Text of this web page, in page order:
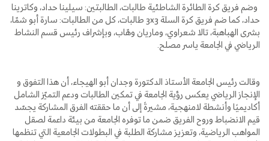
وضم فريق كرة الطائرة الشاطئية طالبات، الطالبتين: سيلينا حداد، وكاترينا
حداد، كما ضم فريق كرة السلة 3x3 طالبات، كل من الطالبات: سارة أبو شمّا،
بشرى الهباهبة، تالا شعراوي، وماريان وهّاب، وبإشراف رئيس قسم النشاط
الرياضي في الجامعة ياسر مصلح.
وقالت رئيس الجامعة الأستاذ الدكتورة وجدان أبو الهيجاء، أن هذا التفوق و
الإنجاز الرياضي يعكس رؤية الجامعة في تمكين الطالبات ودعم التميّز الشامل
أكاديميًا وأنشطة لامنهجية، مشيرةً إلى أن ما حققته الفرق المشاركة يجسّد
قيم الانضباط وروح الفريق ضمن ما توفره الجامعة من بيئة داعمة لصقل
المواهب الرياضية، وتعزيز مشاركة الطلبة في البطولات الجامعية التي تنظمها